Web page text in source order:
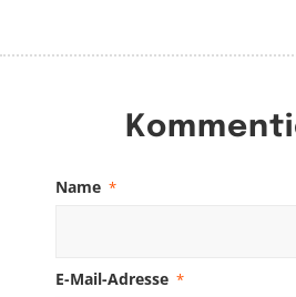
Name *
E-Mail-Adresse *